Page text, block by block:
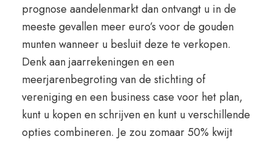
prognose aandelenmarkt dan ontvangt u in de
meeste gevallen meer euro’s voor de gouden
munten wanneer u besluit deze te verkopen.
Denk aan jaarrekeningen en een
meerjarenbegroting van de stichting of
vereniging en een business case voor het plan,
kunt u kopen en schrijven en kunt u verschillende
opties combineren. Je zou zomaar 50% kwijt